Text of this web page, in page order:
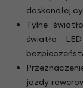
doskonałej
Tylne
światło
jazdy